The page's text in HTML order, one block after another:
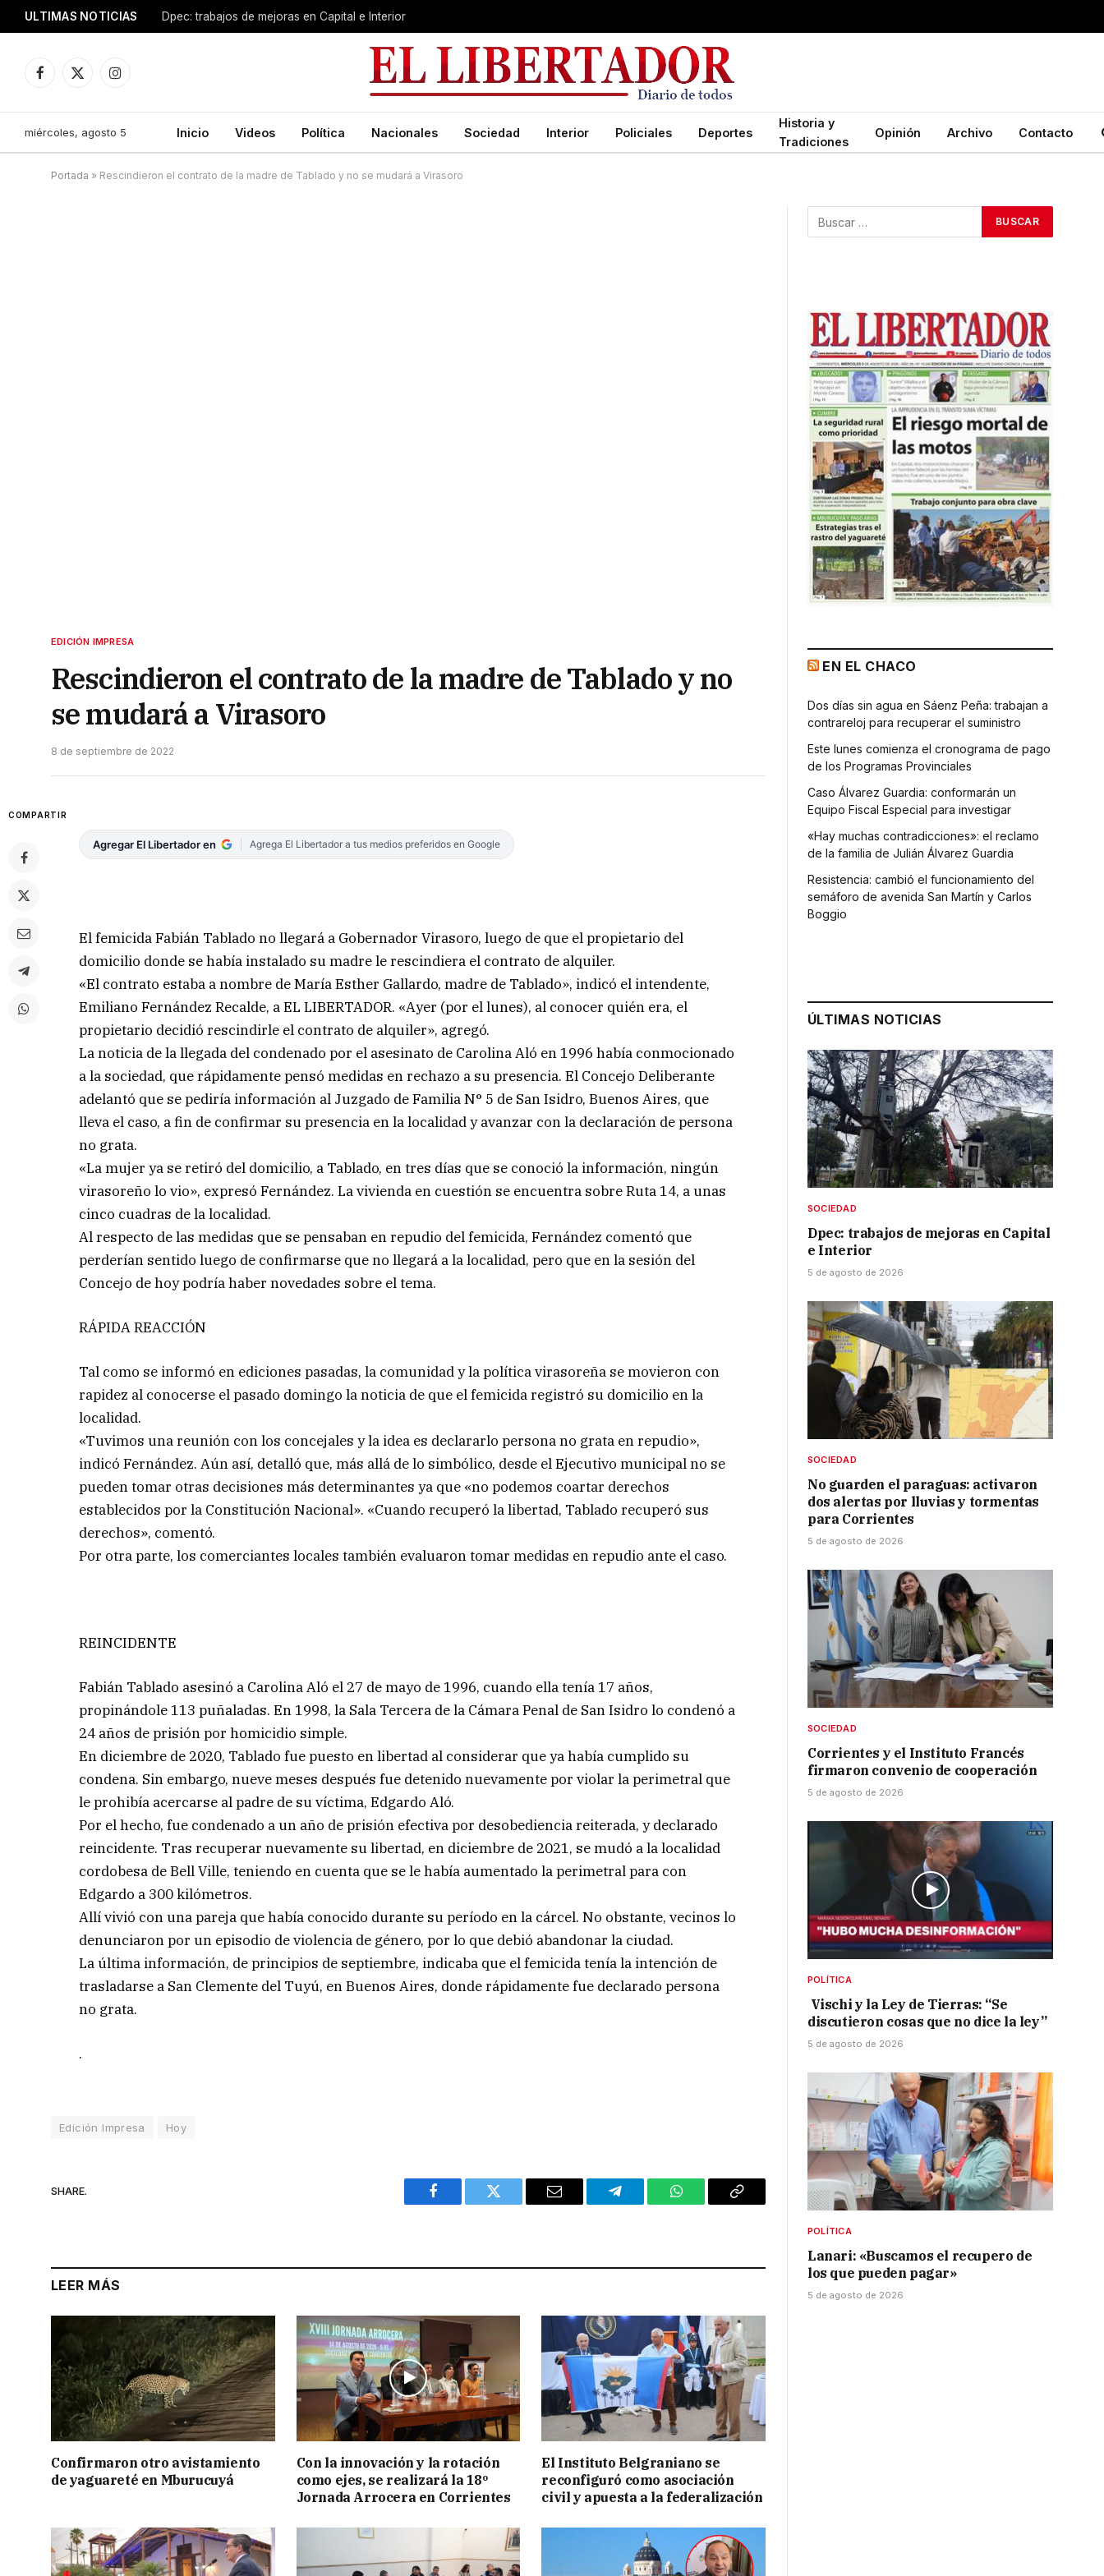
ULTIMAS NOTICIAS Dpec: trabajos de mejoras en Capital e Interior
Facebook
X
Instagram
miércoles, agosto 5 Inicio Videos Política Nacionales Sociedad Interior Policiales Deportes
Historia y
Tradiciones
Opinión Archivo Contacto
Portada » Rescindieron el contrato de la madre de Tablado y no se mudará a Virasoro
EDICIÓN IMPRESA
Rescindieron el contrato de la madre de Tablado y no
se mudará a Virasoro
8 de septiembre de 2022
COMPARTIR
Agregar El Libertador en Agrega El Libertador a tus medios preferidos en Google
El femicida Fabián Tablado no llegará a Gobernador Virasoro, luego de que el propietario del
domicilio donde se había instalado su madre le rescindiera el contrato de alquiler.
«El contrato estaba a nombre de María Esther Gallardo, madre de Tablado», indicó el intendente,
Emiliano Fernández Recalde, a EL LIBERTADOR. «Ayer (por el lunes), al conocer quién era, el
propietario decidió rescindirle el contrato de alquiler», agregó.
La noticia de la llegada del condenado por el asesinato de Carolina Aló en 1996 había conmocionado
a la sociedad, que rápidamente pensó medidas en rechazo a su presencia. El Concejo Deliberante
adelantó que se pediría información al Juzgado de Familia N° 5 de San Isidro, Buenos Aires, que
lleva el caso, a fin de confirmar su presencia en la localidad y avanzar con la declaración de persona
no grata.
«La mujer ya se retiró del domicilio, a Tablado, en tres días que se conoció la información, ningún
virasoreño lo vio», expresó Fernández. La vivienda en cuestión se encuentra sobre Ruta 14, a unas
cinco cuadras de la localidad.
Al respecto de las medidas que se pensaban en repudio del femicida, Fernández comentó que
perderían sentido luego de confirmarse que no llegará a la localidad, pero que en la sesión del
Concejo de hoy podría haber novedades sobre el tema.
RÁPIDA REACCIÓN
Tal como se informó en ediciones pasadas, la comunidad y la política virasoreña se movieron con
rapidez al conocerse el pasado domingo la noticia de que el femicida registró su domicilio en la
localidad.
«Tuvimos una reunión con los concejales y la idea es declararlo persona no grata en repudio»,
indicó Fernández. Aún así, detalló que, más allá de lo simbólico, desde el Ejecutivo municipal no se
pueden tomar otras decisiones más determinantes ya que «no podemos coartar derechos
establecidos por la Constitución Nacional». «Cuando recuperó la libertad, Tablado recuperó sus
derechos», comentó.
Por otra parte, los comerciantes locales también evaluaron tomar medidas en repudio ante el caso.
REINCIDENTE
Fabián Tablado asesinó a Carolina Aló el 27 de mayo de 1996, cuando ella tenía 17 años,
propinándole 113 puñaladas. En 1998, la Sala Tercera de la Cámara Penal de San Isidro lo condenó a
24 años de prisión por homicidio simple.
En diciembre de 2020, Tablado fue puesto en libertad al considerar que ya había cumplido su
condena. Sin embargo, nueve meses después fue detenido nuevamente por violar la perimetral que
le prohibía acercarse al padre de su víctima, Edgardo Aló.
Por el hecho, fue condenado a un año de prisión efectiva por desobediencia reiterada, y declarado
reincidente. Tras recuperar nuevamente su libertad, en diciembre de 2021, se mudó a la localidad
cordobesa de Bell Ville, teniendo en cuenta que se le había aumentado la perimetral para con
Edgardo a 300 kilómetros.
Allí vivió con una pareja que había conocido durante su período en la cárcel. No obstante, vecinos lo
denunciaron por un episodio de violencia de género, por lo que debió abandonar la ciudad.
La última información, de principios de septiembre, indicaba que el femicida tenía la intención de
trasladarse a San Clemente del Tuyú, en Buenos Aires, donde rápidamente fue declarado persona
no grata.
.
Edición Impresa Hoy
SHARE.
Facebook Twitter Email Telegram WhatsAppCopy
LEER MÁS
Confirmaron otro avistamiento
de yaguareté en Mburucuyá
Con la innovación y la rotación
como ejes, se realizará la 18º
Jornada Arrocera en Corrientes
El Instituto Belgraniano se
reconfiguró como asociación
civil y apuesta a la federalización
EN EL CHACO
Dos días sin agua en Sáenz Peña: trabajan a
contrareloj para recuperar el suministro
Este lunes comienza el cronograma de pago
de los Programas Provinciales
Caso Álvarez Guardia: conformarán un
Equipo Fiscal Especial para investigar
«Hay muchas contradicciones»: el reclamo
de la familia de Julián Álvarez Guardia
Resistencia: cambió el funcionamiento del
semáforo de avenida San Martín y Carlos
Boggio
ÚLTIMAS NOTICIAS
SOCIEDAD
Dpec: trabajos de mejoras en Capital
e Interior
5 de agosto de 2026
SOCIEDAD
No guarden el paraguas: activaron
dos alertas por lluvias y tormentas
para Corrientes
5 de agosto de 2026
SOCIEDAD
Corrientes y el Instituto Francés
firmaron convenio de cooperación
5 de agosto de 2026
POLÍTICA
Vischi y la Ley de Tierras: “Se
discutieron cosas que no dice la ley”
5 de agosto de 2026
POLÍTICA
Lanari: «Buscamos el recupero de
los que pueden pagar»
5 de agosto de 2026